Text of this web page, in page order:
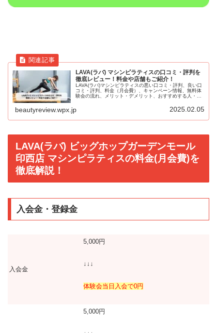
LAVA(ラバ) マシンピラティスの口コミ・評判を
徹底レビュー！料金や店舗もご紹介！
LAVA(ラバ)マシンピラティスの悪い口コミ・評判、良い口
コミ・評判、料金（月会費）、キャンペーン情報、無料体
験会の流れ、メリット・デメリット、おすすめする人・お
beautyreview.wpx.jp 2025.02.05
LAVA(ラバ) ビッグホップガーデンモール
印西店 マシンピラティスの料金(月会費)を
徹底解説！
入会金・登録金
入会金
5,000円
↓↓↓
体験会当日入会で0円
5,000円